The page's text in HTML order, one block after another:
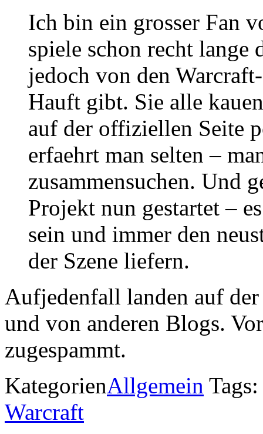
Ich bin ein grosser Fan
spiele schon recht lange
jedoch von den
Hauft gibt. Sie alle
auf der offiziellen Seite
erfaehrt man selten –
zusammensuchen. Und
Projekt nun gestartet –
sein und immer den
der Szene liefern.
Aufjedenfall landen auf
und von anderen Blogs.
zugespammt.
KategorienAllgemein
Warcraft